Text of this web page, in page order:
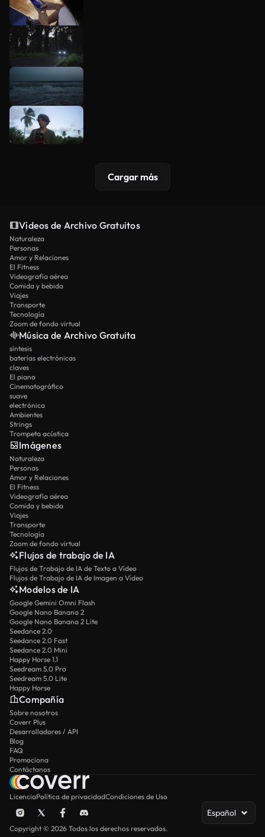
Cargar más
Vídeos de Archivo Gratuitos
Naturaleza
Personas
Amor y Relaciones
El Fitness
Videografía aérea
Comida y bebida
Viajes
Transporte
Tecnología
Zoom de fondo virtual
Música de Archivo Gratuita
síntesis
baterías electrónicas
claves
El piano
Cinematográfico
suave
electrónica
Ambientes
Strings
Trompeta acústica
Imágenes
Naturaleza
Personas
Amor y Relaciones
El Fitness
Videografía aérea
Comida y bebida
Viajes
Transporte
Tecnología
Zoom de fondo virtual
Flujos de trabajo de IA
Flujos de Trabajo de IA de Texto a Vídeo
Flujos de Trabajo de IA de Imagen a Vídeo
Modelos de IA
Google Gemini Omni Flash
Google Nano Banana 2
Google Nano Banana 2 Lite
Seedance 2.0
Seedance 2.0 Fast
Seedance 2.0 Mini
Happy Horse 1.1
Seedream 5.0 Pro
Seedream 5.0 Lite
Happy Horse
Compañía
Sobre nosotros
Coverr Plus
Desarrolladores / API
Blog
FAQ
Promociona
Contáctanos
LicenciaPolítica de privacidadCondiciones de Uso
Español
Copyright © 2026 Todos los derechos reservados.